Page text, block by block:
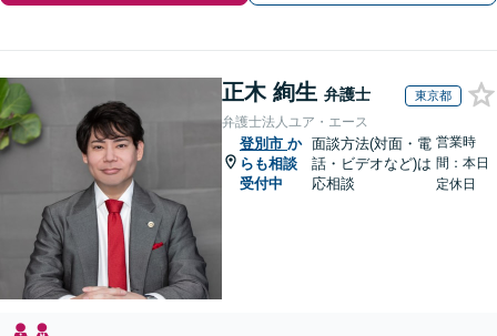
正木 絢生 弁護士 東京都
弁護士法人ユア・エース
登別市 か
らも相談
受付中
面談方法(対面・電
話・ビデオなど)は
応相談
営業時
間：本日
定休日